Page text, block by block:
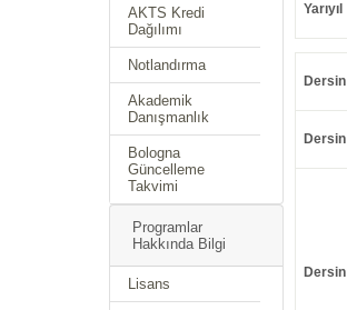
AKTS Kredi
Dağılımı
Notlandırma
Akademik
Danışmanlık
Bologna
Güncelleme
Takvimi
Programlar
Hakkında Bilgi
Lisans
Yarıyıl